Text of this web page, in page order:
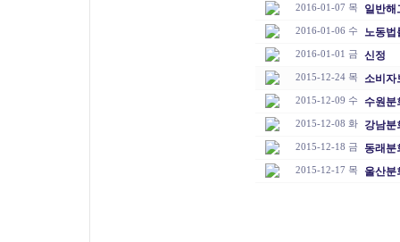
2016-01-07 목 일반해
2016-01-06 수 노동법
2016-01-01 금 신정
2015-12-24 목 소비자
2015-12-09 수 수원분
2015-12-08 화 강남분
2015-12-18 금 동래분
2015-12-17 목 울산분